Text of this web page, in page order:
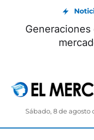
Sábado, 8 de agosto